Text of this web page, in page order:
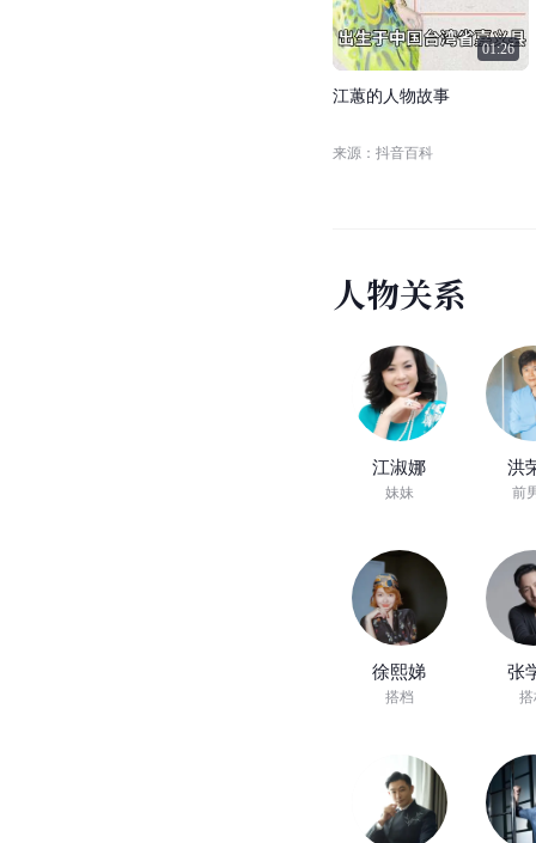
01:26
江蕙的 人物故事
来源：抖音百科
人物关系
江淑娜
妹妹
洪
前
徐熙娣
搭档
张